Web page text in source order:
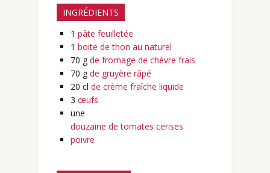
INGRÉDIENTS
1 pâte feuilletée
1 boite de thon au naturel
70 g de fromage de chèvre frais
70 g de gruyère râpé
20 cl de crème fraîche liquide
3 œufs
une
douzaine de tomates cerises
poivre